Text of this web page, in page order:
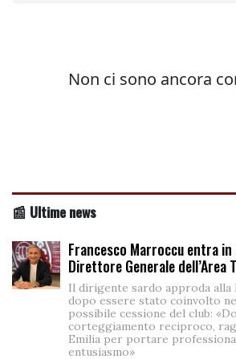
📰 Ultime news
Francesco Marroccu entra
Direttore Generale dell’Area
Il dirigente sardo approda alla
dopo essere stato coinvolto
possibile cessione del club:
corteggiamento reciproco,
Emilia per portare
entusiasmo»